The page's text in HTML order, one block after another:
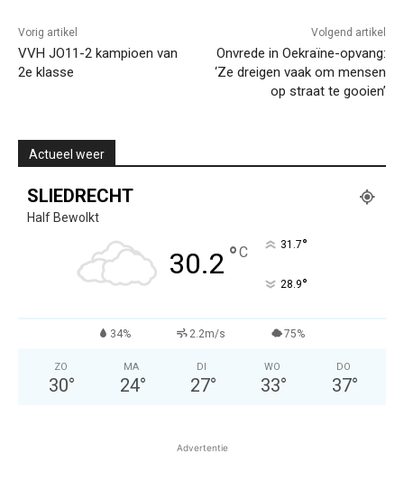
Vorig artikel
VVH JO11-2 kampioen van
2e klasse
Volgend artikel
Onvrede in Oekraïne-opvang:
‘Ze dreigen vaak om mensen
op straat te gooien’
Actueel weer
SLIEDRECHT
Half Bewolkt
30.2 °C 31.7°
28.9°
34% 2.2m/s 75%
ZO
30°
MA
24°
DI
27°
WO
33°
DO
37°
Advertentie